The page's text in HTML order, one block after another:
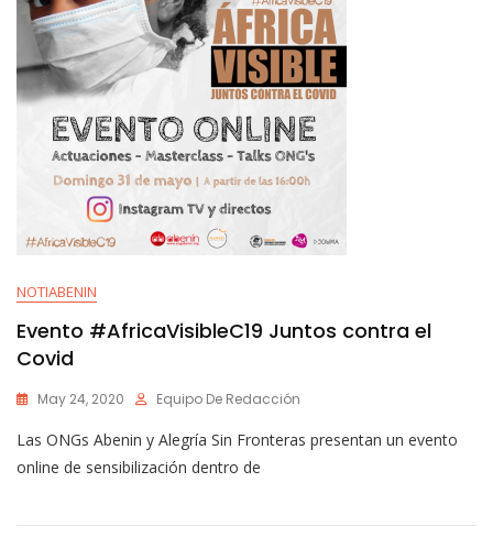
NOTIABENIN
Evento #AfricaVisibleC19 Juntos contra el
Covid
May 24, 2020 Equipo De Redacción
Las ONGs Abenin y Alegría Sin Fronteras presentan un evento
online de sensibilización dentro de